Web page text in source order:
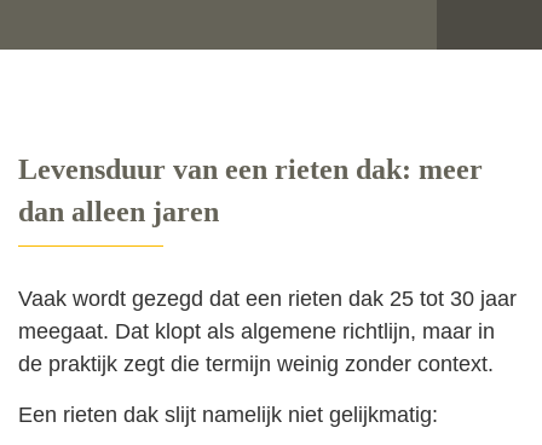
Levensduur van een rieten dak: meer
dan alleen jaren
Vaak wordt gezegd dat een rieten dak 25 tot 30 jaar
meegaat. Dat klopt als algemene richtlijn, maar in
de praktijk zegt die termijn weinig zonder context.
Een rieten dak slijt namelijk niet gelijkmatig: